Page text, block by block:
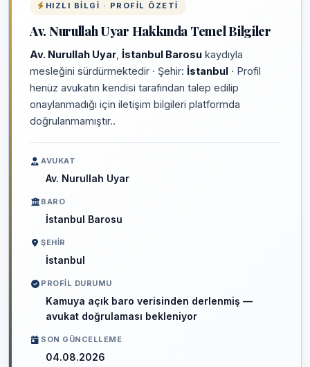
HIZLI BILGI · PROFIL ÖZETI
Av. Nurullah Uyar Hakkında Temel Bilgiler
Av. Nurullah Uyar İstanbul Barosu kaydıyla
mesleğini sürdürmektedir · Şehir: İstanbul · Profil
henüz avukatın kendisi tarafından talep edilip
onaylanmadığı için iletişim bilgileri platformda
doğrulanmamıştır..
AVUKAT
Av. Nurullah Uyar
BARO
İstanbul Barosu
ŞEHIR
İstanbul
PROFIL DURUMU
Kamuya açık baro verisinden derlenmiş —
avukat doğrulaması bekleniyor
SON GÜNCELLEME
04.08.2026